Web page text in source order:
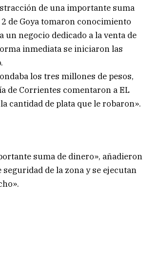
de una importante suma
de Goya tomaron conocimiento
negocio dedicado a la venta de
inmediata se iniciaron las
los tres millones de pesos,
de Corrientes comentaron a EL
cantidad de plata que le robaron».
suma de dinero», añadieron
de la zona y se ejecutan